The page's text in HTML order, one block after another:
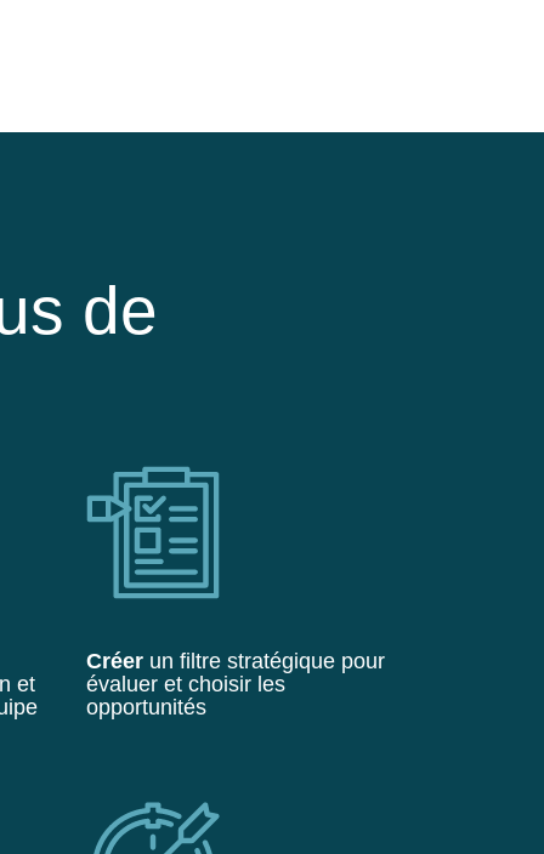
de
et
Créer un filtre stratégique pour
évaluer et choisir les
opportunités